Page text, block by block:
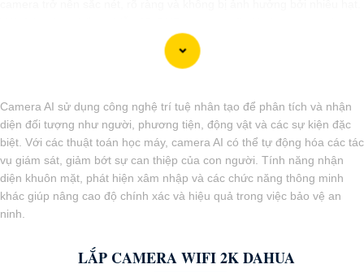
được hình ảnh chất lượng cao, đặc biệt trong các điều kiện ánh sáng
yếu hoặc độ nhiễu cao. Với Những Trang bị cao cấp làm cho việc giám
Camera AI sử dụng công nghệ trí tuệ nhân tạo để phân tích và nhận
diện đối tượng như người, phương tiện, động vật và các sự kiện đặc
biệt. Với các thuật toán học máy, camera AI có thể tự động hóa các tác
vụ giám sát, giảm bớt sự can thiệp của con người. Tính năng nhận
diện khuôn mặt, phát hiện xâm nhập và các chức năng thông minh
khác giúp nâng cao độ chính xác và hiệu quả trong việc bảo vệ an
ninh.
LẮP CAMERA WIFI 2K DAHUA